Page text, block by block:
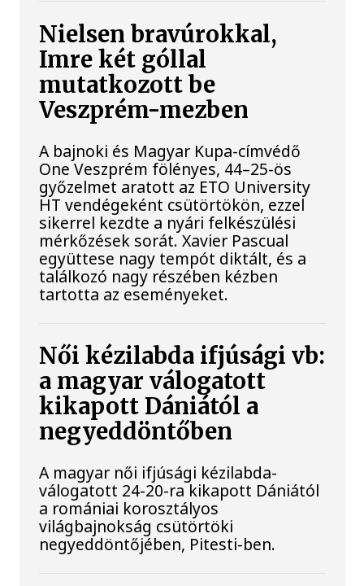
Nielsen bravúrokkal,
Imre két góllal
mutatkozott be
Veszprém-mezben
A bajnoki és Magyar Kupa-címvédő
One Veszprém fölényes, 44–25-ös
győzelmet aratott az ETO University
HT vendégeként csütörtökön, ezzel
sikerrel kezdte a nyári felkészülési
mérkőzések sorát. Xavier Pascual
együttese nagy tempót diktált, és a
találkozó nagy részében kézben
tartotta az eseményeket.
Női kézilabda ifjúsági vb:
a magyar válogatott
kikapott Dániától a
negyeddöntőben
A magyar női ifjúsági kézilabda-
válogatott 24-20-ra kikapott Dániától
a romániai korosztályos
világbajnokság csütörtöki
negyeddöntőjében, Pitesti-ben.